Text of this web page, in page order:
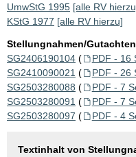
UmwStG 1995 [alle RV
KStG 1977 [alle RV hierzu]
Stellungnahmen/
SG2406190104 ( PDF - 16
SG2410090021 ( PDF - 26
SG2503280088 ( PDF - 7
SG2503280091 ( PDF - 7
SG2503280097 ( PDF - 4
Textinhalt von